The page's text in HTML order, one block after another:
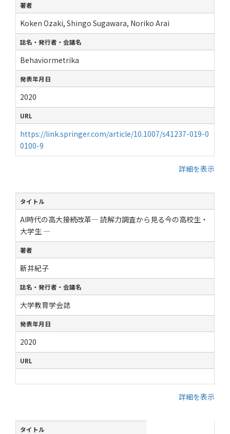
著者
Koken Ozaki, Shingo Sugawara, Noriko Arai
誌名・発行者・会議名
Behaviormetrika
発表年月日
2020
URL
https://link.springer.com/article/10.1007/s41237-019-0
0100-9
詳細を表示
タイトル
AI時代の高大接続改革― 読解力調査から見る今の高校生・
大学生 ―
著者
新井紀子
誌名・発行者・会議名
大学教育学会誌
発表年月日
2020
URL
詳細を表示
タイトル